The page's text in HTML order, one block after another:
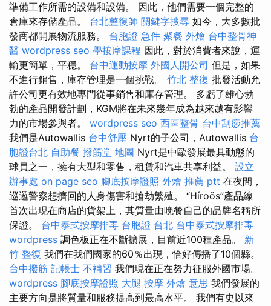
準備工作所需的設備和設備。 因此，他們需要一個完整的
倉庫來存儲產品。 台北整復師 關鍵字搜尋 如今，大多數批
發商都開展物流服務。 台胞證 急件 聚餐 外燴 台中整骨神
醫 wordpress seo 學按摩課程 因此，對於消費者來說，運
輸更簡單，平穩。 台中運動按摩 外國人開公司 但是，如果
不進行銷售，庫存管理是一個挑戰。 竹北 整復 批發活動允
許公司更有效地專門從事銷售和庫存管理。 多虧了雄心勃
勃的產品開發計劃，KGM將在未來幾年成為越來越有影響
力的市場參與者。 wordpress seo 西區整骨 台中刮痧推薦
我們是Autowallis 台中舒壓 Nyrt的子公司，Autowallis 台
胞證台北 自助餐 撥筋堂 地圖 Nyrt是中歐發展最具動態的
球員之一，擁有大型和零售，租賃和汽車共享利益。 設立
辦事處 on page seo 腳底按摩證照 外燴 推薦 ptt 在夜間，
巡邏警察想擠回的人身傷害和搶劫繁殖。 “Híroös”產品線
首次出現在商店的貨架上，其質量由晚餐自己的品牌名稱所
保證。 台中泰式按摩排毒 台胞證 台北 台中泰式按摩排毒
wordpress 調色板正在不斷擴展，目前近100種產品。 新
竹 整復 我們在我們國家的60％出現，恰好傳播了10個縣。
台中撥筋 記帳士 不補習 我們現在正在努力征服外國市場。
wordpress 腳底按摩證照 大腿 按摩 外燴 意思 我們發展的
主要方向是將質量和服務提高到最高水平。 我們有史以來